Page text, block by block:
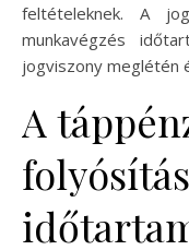
feltételeknek. A
munkavégzés
jogviszony meglétén
A